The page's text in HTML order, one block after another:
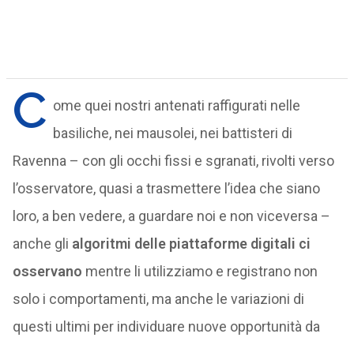
C ome quei nostri antenati raffigurati nelle
basiliche, nei mausolei, nei battisteri di
Ravenna – con gli occhi fissi e sgranati, rivolti verso
l’osservatore, quasi a trasmettere l’idea che siano
loro, a ben vedere, a guardare noi e non viceversa –
anche gli algoritmi delle piattaforme digitali ci
osservano mentre li utilizziamo e registrano non
solo i comportamenti, ma anche le variazioni di
questi ultimi per individuare nuove opportunità da